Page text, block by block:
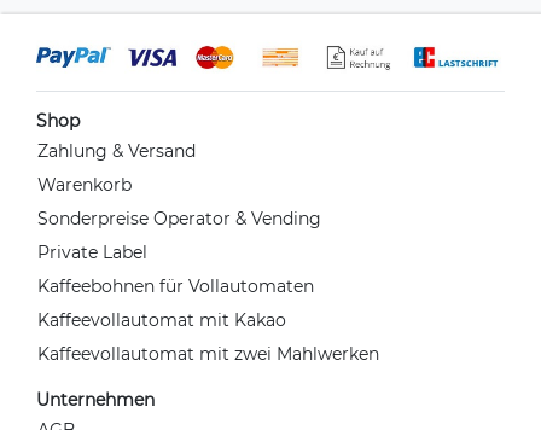
Shop
Zahlung & Versand
Warenkorb
Sonderpreise Operator & Vending
Private Label
Kaffeebohnen für Vollautomaten
Kaffeevollautomat mit Kakao
Kaffeevollautomat mit zwei Mahlwerken
Unternehmen